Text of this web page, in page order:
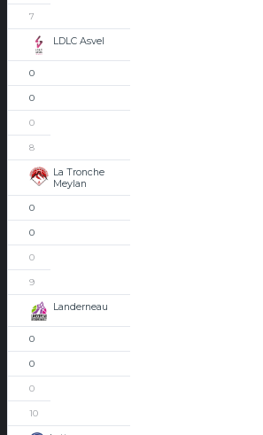
7
LDLC Asvel
0
0
0
8
La Tronche
Meylan
0
0
0
9
Landerneau
0
0
0
10